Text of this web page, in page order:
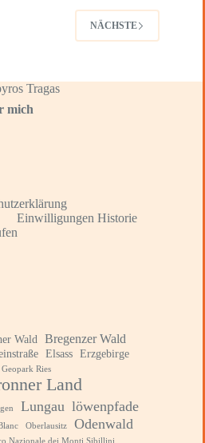
NÄCHSTE
Tragas
mich
Einwilligungen Historie
Wald Bregenzer Wald
Elsass Erzgebirge
Geopark Ries
Land
Lungau löwenpfade
Oberlausitz Odenwald